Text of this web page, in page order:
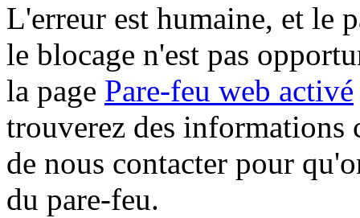
L'erreur est humaine, et le
le blocage n'est pas
la page Pare-feu web activé
trouverez des informations
de nous contacter pour
du pare-feu.